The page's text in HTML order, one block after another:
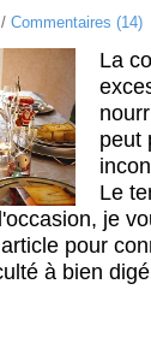
/Commentaires (14)
La
peut
Le
je
pour
à bien